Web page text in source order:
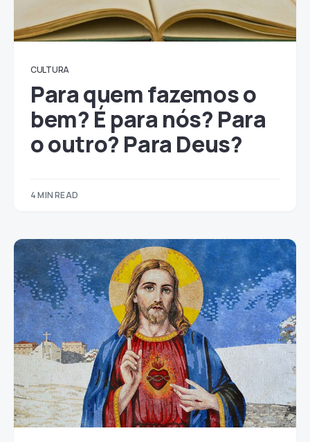
CULTURA
Para quem fazemos o
bem? É para nós? Para
o outro? Para Deus?
4 MIN READ